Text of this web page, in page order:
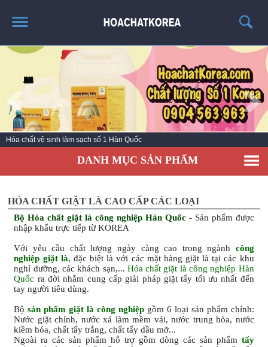
TRANG CHỦ
GIỚI THIỆU
THÔNG TIN SẢN PHẨM
TIN TỨC
LIÊN HỆ
Hóa chất vệ sinh làm sạch số 1 Hàn Quốc
DANH MỤC SẢN PHẨM
HÓA CHẤT GIẶT LÀ CAO CẤP CÁC LOẠI
Bộ Hóa chất giặt là công nghiệp Hàn Quốc- Sản phẩm được
nhập khẩu trực tiếp từ KOREA
Với yêu cầu chất lượng ngày càng cao trong ngành công
nghiệp giặt là, đặc biệt là với các mặt hàng giặt là tại các khu
nghỉ dưỡng, các khách sạn,... Hóa chất giặt là công nghiệp Hàn
Quốc ra đời nhằm cung cấp giải pháp giặt tẩy tối ưu nhất đến
tay người tiêu dùng.
Bộsản phẩm giặt là công nghiệp gồm 6 loại sản phẩm chính:
Nước giặt chính, nước xả làm mềm vải, nước trung hòa, nước
kiềm hóa, chất tẩy trắng, chất tẩy dầu mỡ...
Ngoài ra các sản phẩm hỗ trợ gồm dòng các sản phẩm tẩy